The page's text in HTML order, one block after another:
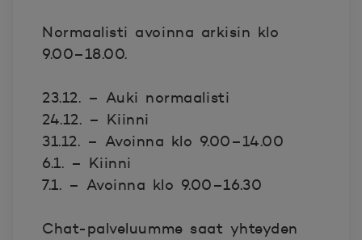
Normaalisti avoinna arkisin klo
9.00–18.00.
23.12. – Auki normaalisti
24.12. – Kiinni
31.12. – Avoinna klo 9.00–14.00
6.1. – Kiinni
7.1. – Avoinna klo 9.00–16.30
Chat-palveluumme saat yhteyden